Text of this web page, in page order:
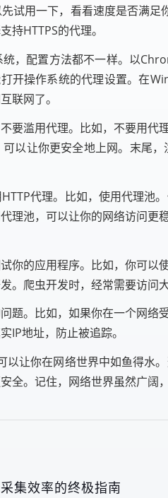
试用一下，看看速度是否满
持HTTPS的代理。
，配置方法都不一样。以
开操作系统的代理设置。在
联网了。
要滥用代理。比如，不要用代
以让你更安全地上网。末尾
代理。比如，使用代理
理池，可以让你的网络访问
你的应用程序。比如，你可
。爬虫开发时，经常需要访问
题。比如，如果你在一个网
IP地址，防止被追踪。
以让你在网络世界中如鱼得
全。记住，网络世界虽然广阔
集效率的终极指南